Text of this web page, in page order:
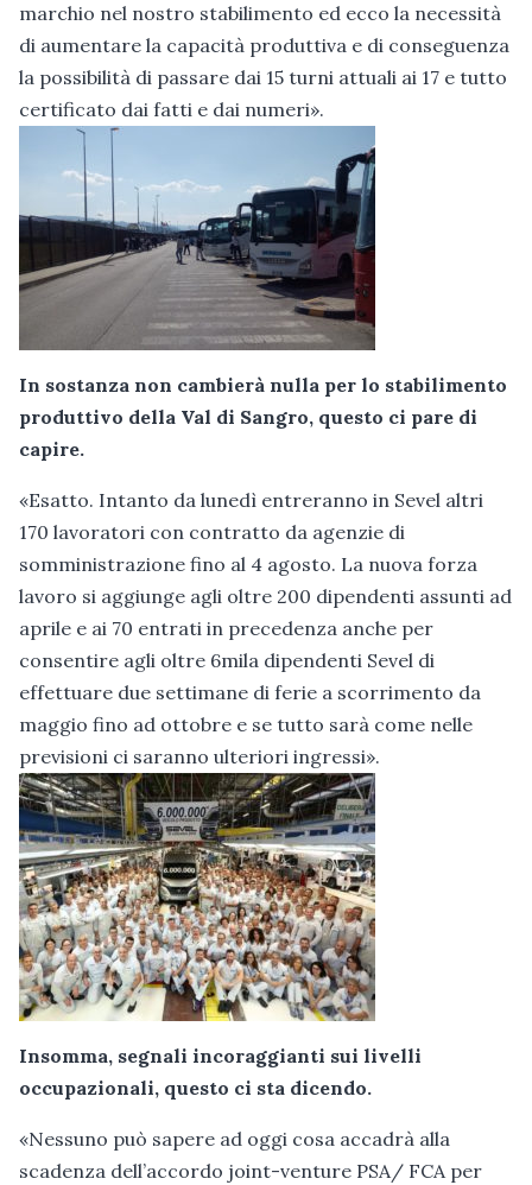
marchio nel nostro stabilimento ed ecco la necessità
di aumentare la capacità produttiva e di conseguenza
la possibilità di passare dai 15 turni attuali ai 17 e tutto
certificato dai fatti e dai numeri».
In sostanza non cambierà nulla per lo stabilimento
produttivo della Val di Sangro, questo ci pare di
capire.
«Esatto. Intanto da lunedì entreranno in Sevel altri
170 lavoratori con contratto da agenzie di
somministrazione fino al 4 agosto. La nuova forza
lavoro si aggiunge agli oltre 200 dipendenti assunti ad
aprile e ai 70 entrati in precedenza anche per
consentire agli oltre 6mila dipendenti Sevel di
effettuare due settimane di ferie a scorrimento da
maggio fino ad ottobre e se tutto sarà come nelle
previsioni ci saranno ulteriori ingressi».
Insomma, segnali incoraggianti sui livelli
occupazionali, questo ci sta dicendo.
«Nessuno può sapere ad oggi cosa accadrà alla
scadenza dell’accordo joint-venture PSA/ FCA per